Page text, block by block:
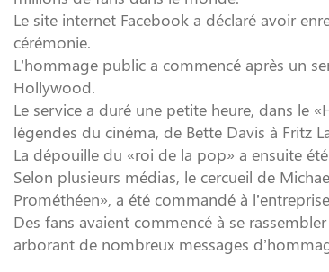
Le site internet Facebook a déclaré avoir
cérémonie.
L’hommage public a commencé après un
Hollywood.
Le service a duré une petite heure, dans le
légendes du cinéma, de Bette Davis à Fritz
La dépouille du «roi de la pop» a ensuite
Selon plusieurs médias, le cercueil de
Prométhéen», a été commandé à
Des fans avaient commencé à se
arborant de nombreux messages